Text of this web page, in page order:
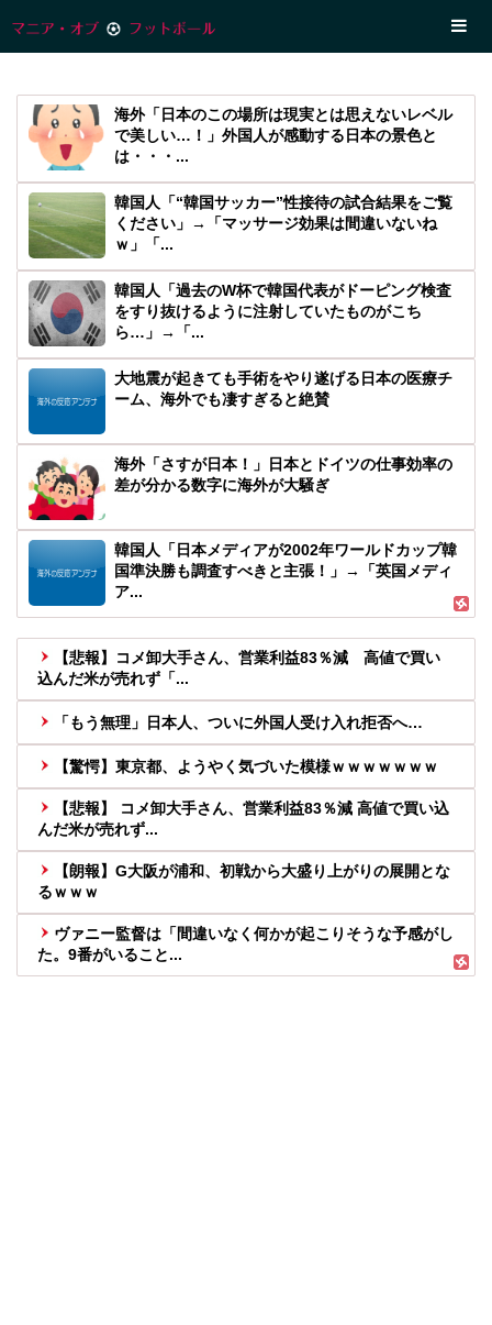
海外「日本のこの場所は現実とは思えないレベル
で美しい…！」外国人が感動する日本の景色と
は・・・...
韓国人「“韓国サッカー”性接待の試合結果をご覧
ください」→「マッサージ効果は間違いないね
ｗ」「...
韓国人「過去のW杯で韓国代表がドーピング検査
をすり抜けるように注射していたものがこち
ら…」→「...
大地震が起きても手術をやり遂げる日本の医療チ
ーム、海外でも凄すぎると絶賛
海外「さすが日本！」日本とドイツの仕事効率の
差が分かる数字に海外が大騒ぎ
韓国人「日本メディアが2002年ワールドカップ韓
国準決勝も調査すべきと主張！」→「英国メディ
ア...
【悲報】コメ卸大手さん、営業利益83％減 高値で買い
込んだ米が売れず「...
「もう無理」日本人、ついに外国人受け入れ拒否へ…
【驚愕】東京都、ようやく気づいた模様ｗｗｗｗｗｗｗ
【悲報】 コメ卸大手さん、営業利益83％減 高値で買い込
んだ米が売れず...
【朗報】G大阪が浦和、初戦から大盛り上がりの展開とな
るｗｗｗ
ヴァニー監督は「間違いなく何かが起こりそうな予感がし
た。9番がいること...